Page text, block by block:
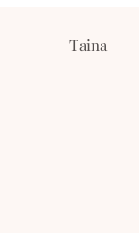
Taina